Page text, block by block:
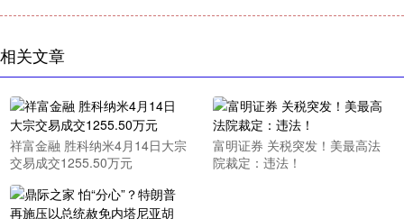
相关文章
祥富金融 胜科纳米4月14日大宗
交易成交1255.50万元
富明证券 关税突发！美最高法
院裁定：违法！